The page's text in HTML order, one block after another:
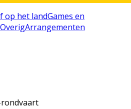
op het landGames en
OverigArrangementen